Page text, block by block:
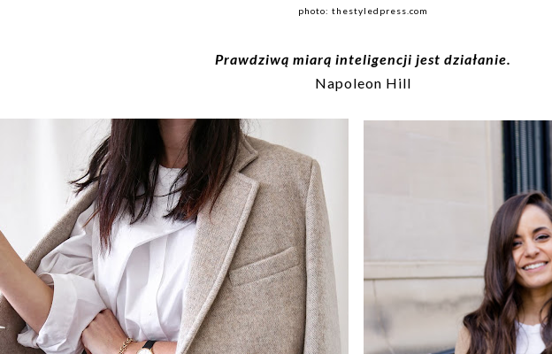
photo: thestyledpress.com
Prawdziwą miarą inteligencji jest działanie.
Napoleon Hill